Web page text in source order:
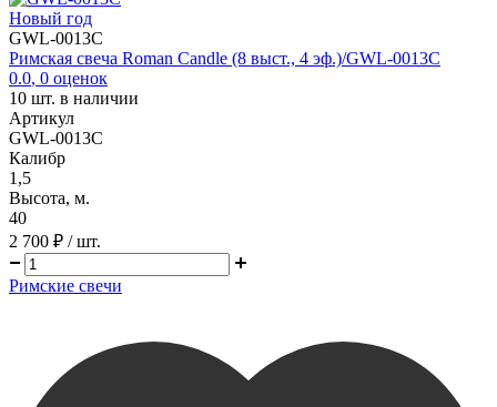
Новый год
GWL-0013C
Римская свеча Roman Candle (8 выст., 4 эф.)/GWL-0013C
0.0, 0 оценок
10 шт. в наличии
Артикул
GWL-0013C
Калибр
1,5
Высота, м.
40
2 700 ₽ / шт.
Римские свечи